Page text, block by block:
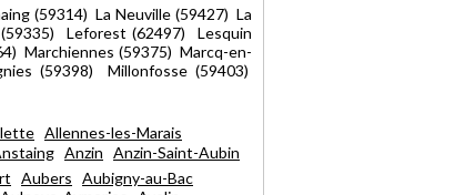
(59314) La Neuville (59427) La
Leforest (62497) Lesquin
Marchiennes (59375) Marcq-en-
(59398) Millonfosse (59403)
Allennes-les-Marais
Anzin Anzin-Saint-Aubin
Aubers Aubigny-au-Bac